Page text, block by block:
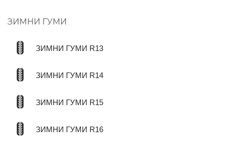
ЗИМНИ ГУМИ
ЗИМНИ ГУМИ R13
ЗИМНИ ГУМИ R14
ЗИМНИ ГУМИ R15
ЗИМНИ ГУМИ R16